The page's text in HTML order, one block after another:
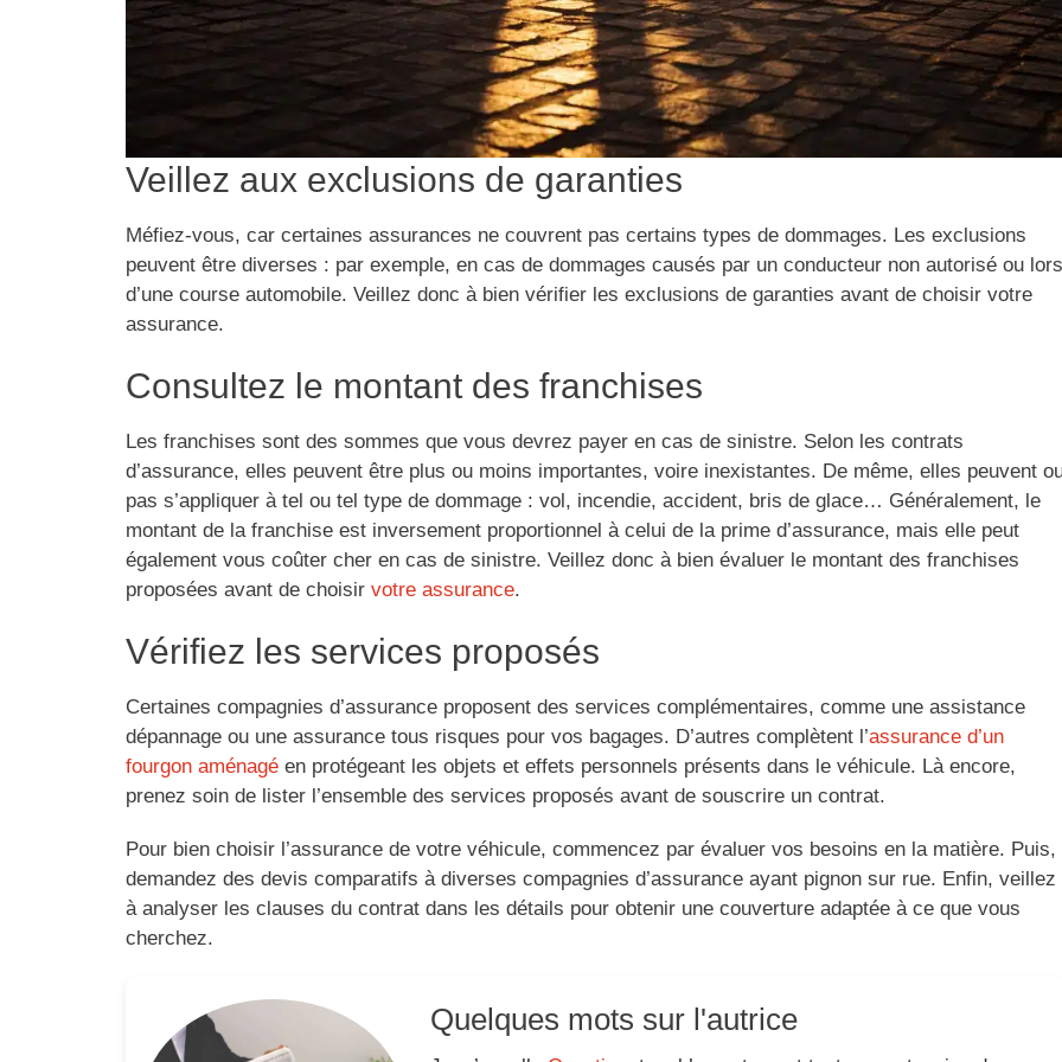
Veillez aux exclusions de garanties
Méfiez-vous, car certaines assurances ne couvrent pas certains types de dommages. Les exclusions
peuvent être diverses : par exemple, en cas de dommages causés par un conducteur non autorisé ou lors
d’une course automobile. Veillez donc à bien vérifier les exclusions de garanties avant de choisir votre
assurance.
Consultez le montant des franchises
Les franchises sont des sommes que vous devrez payer en cas de sinistre. Selon les contrats
d’assurance, elles peuvent être plus ou moins importantes, voire inexistantes. De même, elles peuvent
pas s’appliquer à tel ou tel type de dommage : vol, incendie, accident, bris de glace… Généralement, le
montant de la franchise est inversement proportionnel à celui de la prime d’assurance, mais elle peut
également vous coûter cher en cas de sinistre. Veillez donc à bien évaluer le montant des franchises
proposées avant de choisir votre assurance.
Vérifiez les services proposés
Certaines compagnies d’assurance proposent des services complémentaires, comme une assistance
dépannage ou une assurance tous risques pour vos bagages. D’autres complètent l’assurance d’un
fourgon aménagé en protégeant les objets et effets personnels présents dans le véhicule. Là encore,
prenez soin de lister l’ensemble des services proposés avant de souscrire un contrat.
Pour bien choisir l’assurance de votre véhicule, commencez par évaluer vos besoins en la matière. Puis,
demandez des devis comparatifs à diverses compagnies d’assurance ayant pignon sur rue. Enfin, veillez
à analyser les clauses du contrat dans les détails pour obtenir une couverture adaptée à ce que vous
cherchez.
Quelques mots sur l'autrice